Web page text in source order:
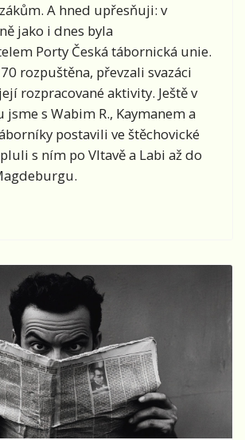
A hned upřesňuji: v
jako i dnes byla
Porty Česká tábornická unie.
rozpuštěna, převzali svazáci
rozpracované aktivity. Ještě v
s Wabim R., Kaymanem a
postavili ve štěchovické
s ním po Vltavě a Labi až do